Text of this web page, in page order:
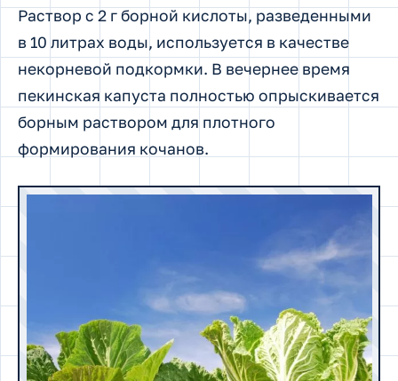
Раствор с 2 г борной кислоты, разведенными
в 10 литрах воды, используется в качестве
некорневой подкормки. В вечернее время
пекинская капуста полностью опрыскивается
борным раствором для плотного
формирования кочанов.